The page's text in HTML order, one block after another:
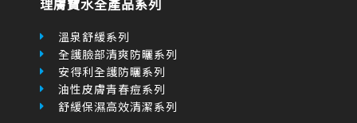
理膚寶水全產品系列
溫泉舒緩系列
全護臉部清爽防曬系列
安得利全護防曬系列
油性皮膚青春痘系列
舒緩保濕高效清潔系列